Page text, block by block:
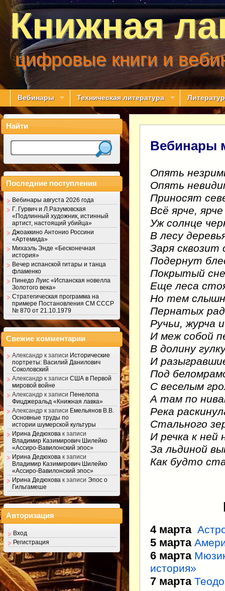
Книжная
цифровые книги и
Вебинары Техническая литература
Вебинары
Опять
Опять
Приносят
Всё ярче,
Уж солнце
В лесу
Заря
Подернут
Покрытый
Еще леса
Но тем
Пернатых
Ручьи, журча
И меж собой
В долину
И
Под
С веселым
А там по
Река
Стального
И речка к ней
За льдиной
Как будто
4 марта
5 марта
6 марта
история»
7 марта
Найти
Последние поступления
Вебинары августа 2026 года
Г. Гурвич и Л.Разумовская
«Подлинный художник, истинный
артист, настоящий убийца»
Джоаккино Антонио Россини
«Артемида»
Михаэль Энде «Бесконечная
история»
Вечер испанской гитары и танца
фламенко
Пинедо Луис «Испанская новелла
Золотого века»
Стратегическая программа на
примере Постановления СМ СССР
№ 870 от 21.10.1979
Свежие комментарии
Александр к записи Исторические
портреты: Василий Данилович
Соколовский
Александр к записи США в Первой
мировой войне
Александр к записи Пенелопа
Фицджеральд «Книжная лавка»
Александр к записи Емельянов В.В.
Основные труды по
истории шумерской культуры
Ирина Дедюхова к записи
Владимир Казимирович Шилейко
«Ассиро-Вавилонский эпос»
Ирина Дедюхова к записи
Владимир Казимирович Шилейко
«Ассиро-Вавилонский эпос»
Ирина Дедюхова к записи Эпос о
Гильгамеше
Авторизация
Вход
Регистрация